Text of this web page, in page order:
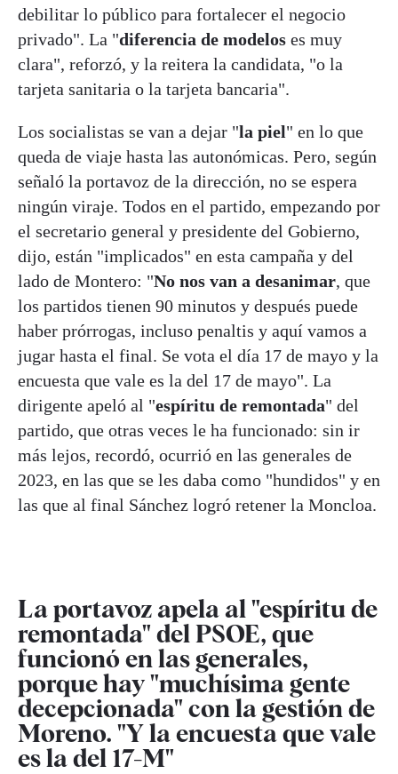
debilitar lo público para fortalecer el negocio
privado". La "diferencia de modelos es muy
clara", reforzó, y la reitera la candidata, "o la
tarjeta sanitaria o la tarjeta bancaria".
Los socialistas se van a dejar "la piel" en lo que
queda de viaje hasta las autonómicas. Pero, según
señaló la portavoz de la dirección, no se espera
ningún viraje. Todos en el partido, empezando por
el secretario general y presidente del Gobierno,
dijo, están "implicados" en esta campaña y del
lado de Montero: "No nos van a desanimar, que
los partidos tienen 90 minutos y después puede
haber prórrogas, incluso penaltis y aquí vamos a
jugar hasta el final. Se vota el día 17 de mayo y la
encuesta que vale es la del 17 de mayo". La
dirigente apeló al "espíritu de remontada" del
partido, que otras veces le ha funcionado: sin ir
más lejos, recordó, ocurrió en las generales de
2023, en las que se les daba como "hundidos" y en
las que al final Sánchez logró retener la Moncloa.
La portavoz apela al "espíritu de
remontada" del PSOE, que
funcionó en las generales,
porque hay "muchísima gente
decepcionada" con la gestión de
Moreno. "Y la encuesta que vale
es la del 17-M"